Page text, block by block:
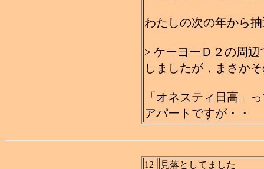
わたしの次の年から
> ケーヨーＤ２の周
しましたが，まさか
「オネスティ日高」
アパートですが・・
12
見落としてました